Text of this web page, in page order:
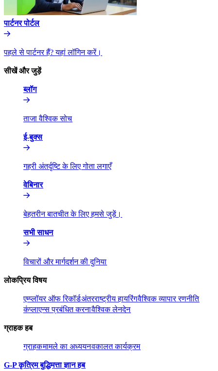
पार्टनर पोर्टल​​
पहले से पार्टनर हैं? यहां लॉगिन करें।​​
सीखें और जुड़ें​​
ब्लॉग​​
ताजा वैश्विक सोच​​
ई-बुक्स​​
गहरी अंतर्दृष्टि के लिए गोता लगाएँ​​
वेबिनार​​
बेहतरीन बातचीत के लिए हमसे जुड़ें।​​
सभी साधन​​
विचारों और मार्गदर्शन की दुनिया​​
लोकप्रिय विषय​​
एम्प्लॉयर ऑफ रिकॉर्ड​​अंतरराष्ट्रीय हायरिंग​​वैश्विक व्यापार रणनीति​​
कंप्लाएन्स प्रबंधित करना​​वैश्विक लेनदेन​​
ग्राहक हब​​
ग्राहक​​मामले का अध्ययन​​वकालत कार्यक्रम​​
G-P कृत्रिम बुद्धिमत्ता ज्ञान हब​​